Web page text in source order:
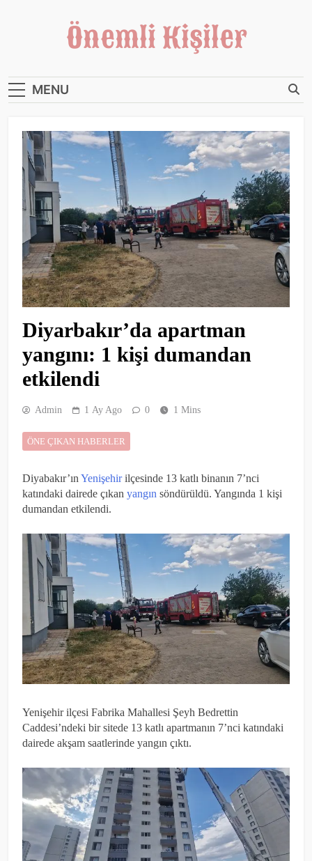
Önemli Kişiler
MENU
Diyarbakır’da apartman
yangını: 1 kişi dumandan
etkilendi
Admin 1 Ay Ago 0 1 Mins
ÖNE ÇIKAN HABERLER
Diyabakır’ın Yenişehirilçesinde 13 katlı binanın 7’nci
katındaki dairede çıkan yangın söndürüldü. Yangında 1 kişi
dumandan etkilendi.
Yenişehir ilçesi Fabrika Mahallesi Şeyh Bedrettin
Caddesi’ndeki bir sitede 13 katlı apartmanın 7’nci katındaki
dairede akşam saatlerinde yangın çıktı.